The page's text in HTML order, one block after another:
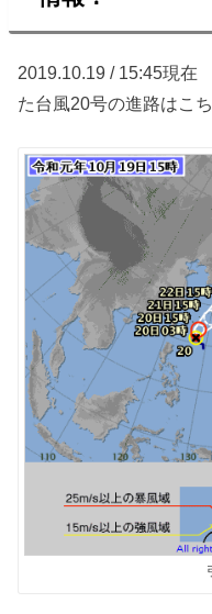
2019.10.19 / 15:45現
た台風20号の進路はこち